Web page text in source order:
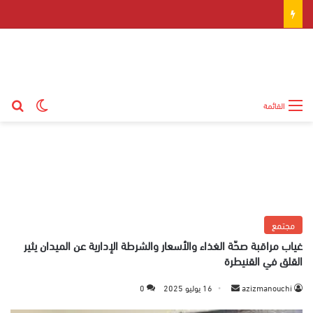
القائمة
مجتمع
غياب مراقبة صحّة الغذاء والأسعار والشرطة الإدارية عن الميدان يثير
القلق في القنيطرة
azizmanouchi 16 يوليو 2025 0